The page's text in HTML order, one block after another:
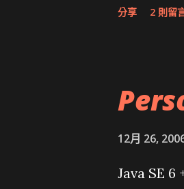
分享 2 則留
12月 26,
Java SE 6